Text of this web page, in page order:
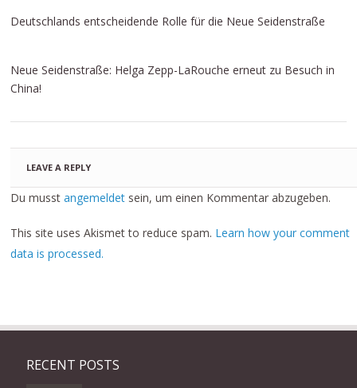
Deutschlands entscheidende Rolle für die Neue Seidenstraße
Neue Seidenstraße: Helga Zepp-LaRouche erneut zu Besuch in
China!
LEAVE A REPLY
Du musstangemeldet sein, um einen Kommentar abzugeben.
This site uses Akismet to reduce spam. Learn how your comment
data is processed.
RECENT POSTS